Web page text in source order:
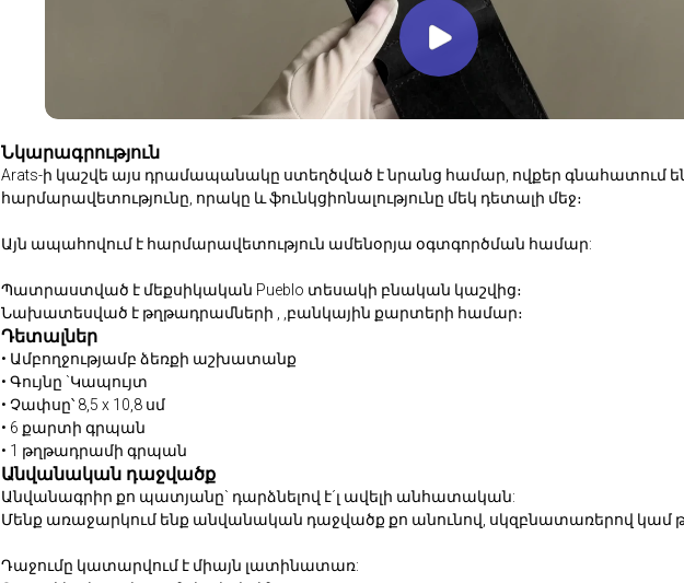
Նկարագրություն
Arats-ի կաշվե այս դրամապանակը ստեղծված է նրանց համար, ովքեր գնահատում
հարմարավետությունը, որակը և ֆունկցիոնալությունը մեկ դետալի մեջ։
Այն ապահովում է հարմարավետություն ամենօրյա օգտգործման համար:
Պատրաստված է մեքսիկական Pueblo տեսակի բնական կաշվից։
Նախատեսված է թղթադրամների , ,բանկային քարտերի համար։
Դետալներ
• Ամբողջությամբ ձեռքի աշխատանք
• ⁠Գույնը `Կապույտ
• Չափսը՝ 8,5 x 10,8 սմ
• 6 քարտի գրպան
• ⁠1 թղթադրամի գրպան
Անվանական դաջվածք
Անվանագրիր քո պատյանը` դարձնելով է´լ ավելի անհատական:
Մենք առաջարկում ենք անվանական դաջվածք քո անունով, սկզբնատառերով կամ
Դաջումը կատարվում է միայն լատինատառ: